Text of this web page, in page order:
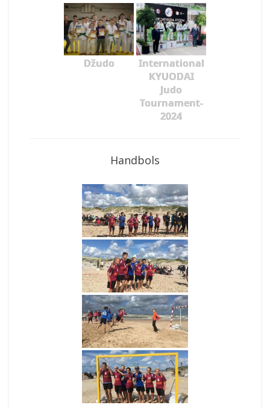
Džudo
International
KYUODAI
Judo
Tournament-
2024
Handbols